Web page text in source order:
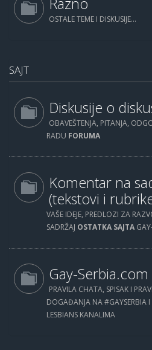
OSTALE TEME I DISKUSIJE...
SAJT
Diskusije o
OBAVEŠTENJA, PITANJA,
RADU FORUMA
Komentar na
(tekstovi i
VAŠE IDEJE, PREDLOZI ZA
SADRŽAJ OSTATKA SAJTA
Gay-
PRAVILA CHATA, SPISAK I
DOGAĐANJA NA #GAYSERBIA I
LESBIANS KANALIMA